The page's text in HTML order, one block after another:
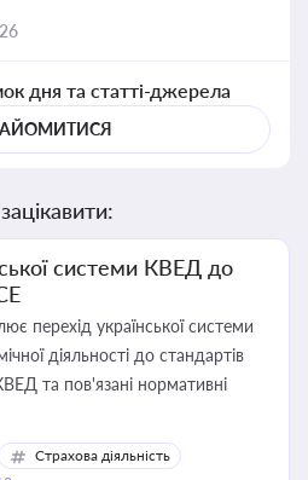
дня та статті-джерела
системи КВЕД до
перехід української системи
діяльності до стандартів
та пов'язані нормативні
Страхова діяльність